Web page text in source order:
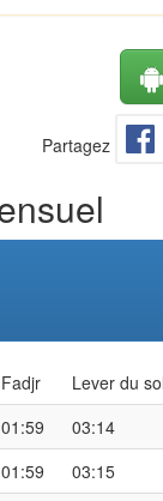
Partagez
Fadjr Lever du
01:59 03:14
01:59 03:15